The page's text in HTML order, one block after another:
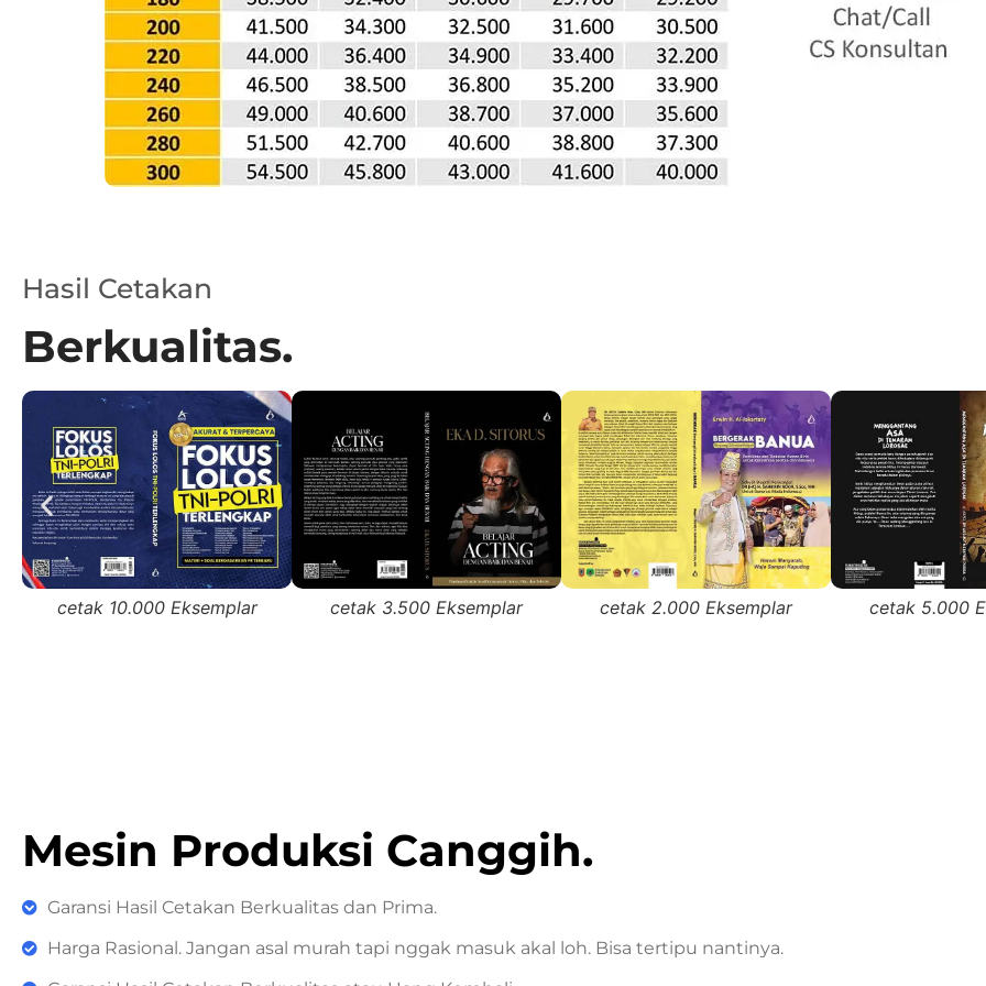
Hasil Cetakan
Berkualitas.
cetak 10.000 Eksemplar cetak 3.500 Eksemplar cetak 2.000 Eksemplar cetak 5.000
Mesin Produksi Canggih.
Garansi Hasil Cetakan Berkualitas dan Prima.
Harga Rasional. Jangan asal murah tapi nggak masuk akal loh. Bisa tertipu nantinya.